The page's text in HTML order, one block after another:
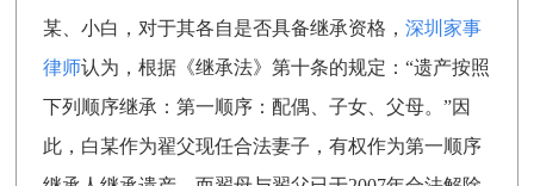
某、小白，对于其各自是否具备继承资格， 深圳家事
律师认为，根据《继承法》第十条的规定：“遗产按照
下列顺序继承：第一顺序：配偶、子女、父母。”因
此，白某作为翟父现任合法妻子，有权作为第一顺序